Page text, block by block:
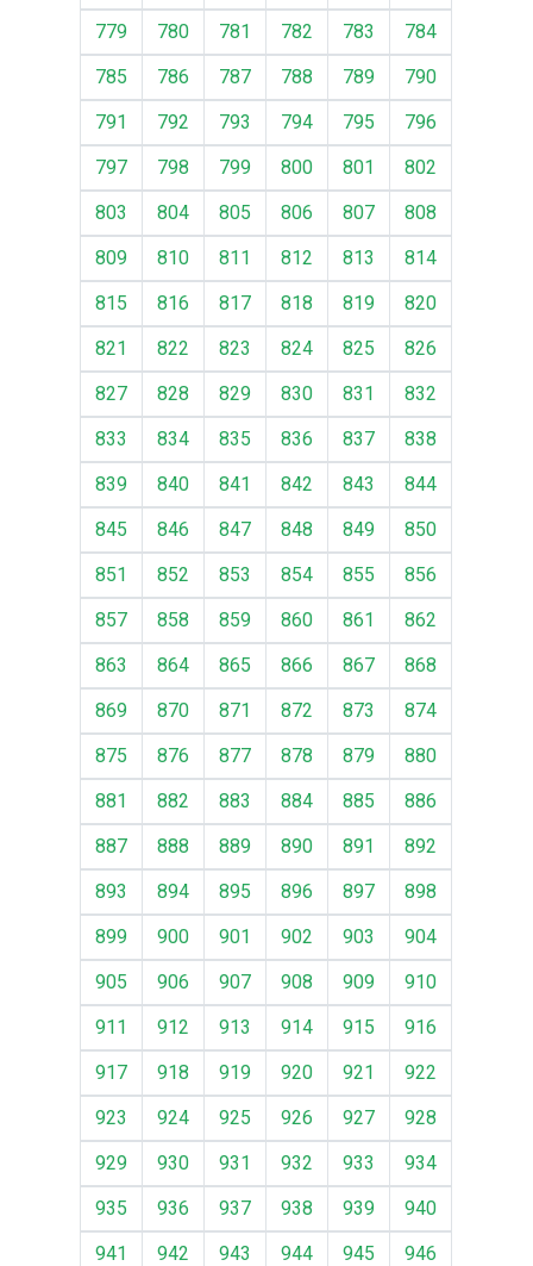
779 780 781 782 783
784
785
786 787 788 789
790
791
792 793 794 795
796
797
798 799 800 801
802
803
804 805 806 807
808
809
810 811 812 813
814
815
816 817 818 819
820
821
822 823 824 825
826
827
828 829 830 831
832
833
834 835 836 837
838
839
840 841 842 843
844
845
846 847 848 849
850
851
852 853 854 855
856
857
858 859 860 861
862
863
864 865 866 867
868
869
870 871 872 873
874
875
876 877 878 879
880
881
882 883 884 885
886
887
888 889 890 891
892
893
894 895 896 897
898
899
900 901 902 903
904
905
906 907 908 909
910
911
912 913 914 915
916
917
918 919 920 921
922
923
924 925 926 927
928
929
930 931 932 933
934
935
936 937 938 939
940
941
942 943 944 945
946